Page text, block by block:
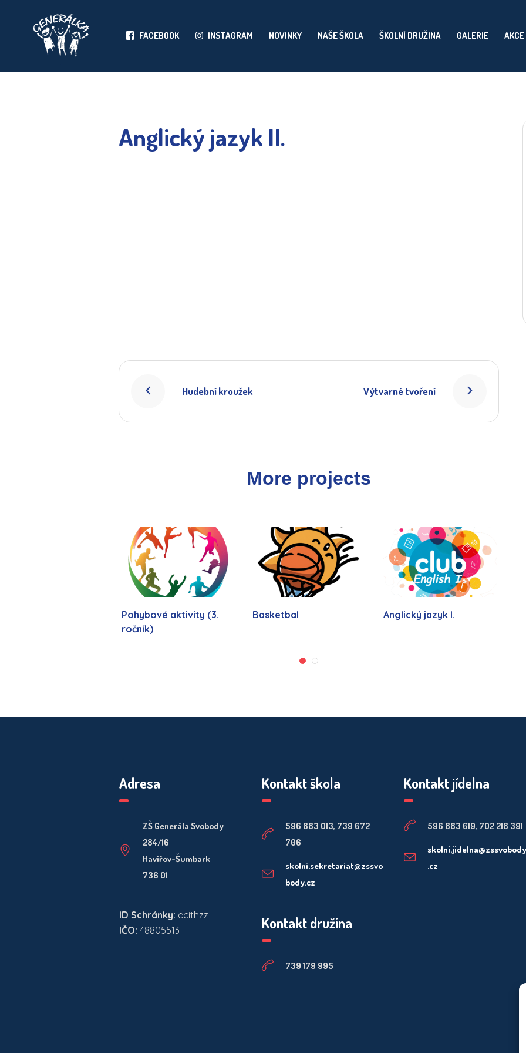
FACEBOOK INSTAGRAM NOVINKY NAŠE ŠKOLA ŠKOLNÍ DRUŽINA GALERIE AKCE
Anglický jazyk II.
Hudební kroužek Výtvarné tvoření
More projects
Pohybové aktivity (3.
ročník)
Basketbal Anglický jazyk I.
Adresa
ZŠ Generála Svobody
284/16
Havířov-Šumbark
736 01
ID Schránky: ecithzz
IČO: 48805513
Kontakt škola
596 883 013, 739 672
706
skolni.sekretariat@zssvo
body.cz
Kontakt družina
739 179 995
Kontakt jídelna
596 883 619, 702 218 391
skolni.jidelna@zssvobody
.cz